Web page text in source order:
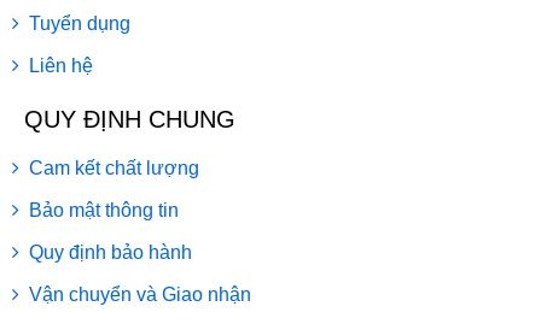
Tuyển dụng
Liên hệ
QUY ĐỊNH CHUNG
Cam kết chất lượng
Bảo mật thông tin
Quy định bảo hành
Vận chuyển và Giao nhận